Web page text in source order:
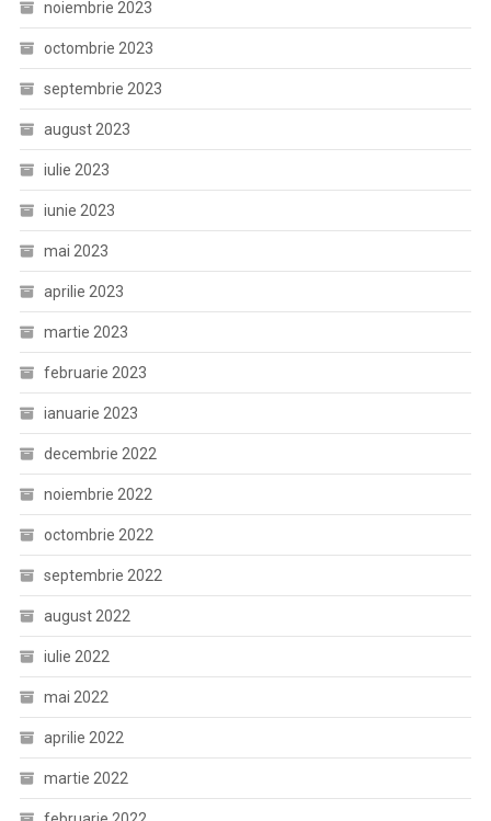
noiembrie 2023
octombrie 2023
septembrie 2023
august 2023
iulie 2023
iunie 2023
mai 2023
aprilie 2023
martie 2023
februarie 2023
ianuarie 2023
decembrie 2022
noiembrie 2022
octombrie 2022
septembrie 2022
august 2022
iulie 2022
mai 2022
aprilie 2022
martie 2022